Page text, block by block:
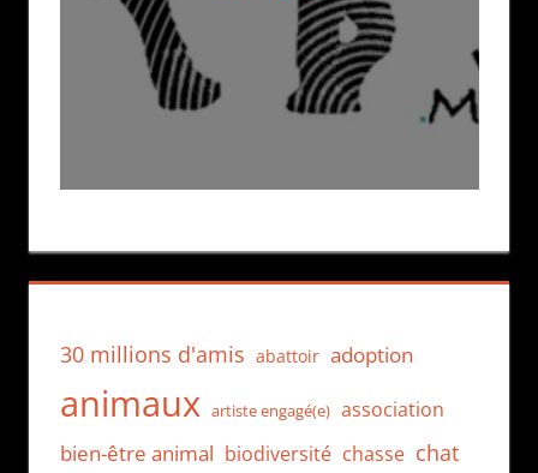
30 millions d'amis abattoir adoption
animaux artiste engagé(e) association
bien-être animal biodiversité chasse chat